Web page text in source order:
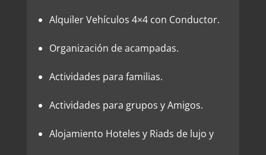
Alquiler Vehículos 4×4 con Conductor.
Organización de acampadas.
Actividades para familias.
Actividades para grupos y Amigos.
Alojamiento Hoteles y Riads de lujo y